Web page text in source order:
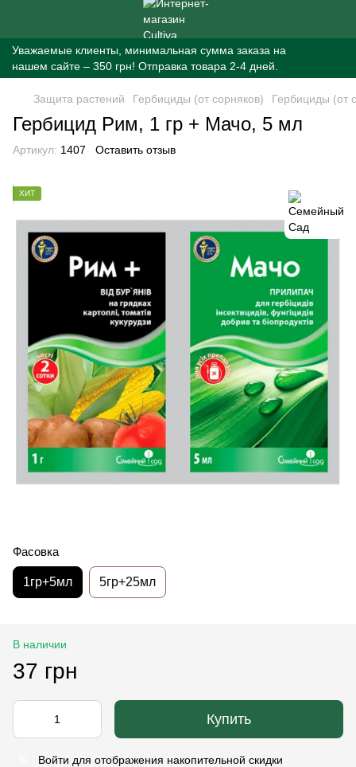
Уважаемые клиенты, минимальная сумма заказа на
нашем сайте – 350 грн! Отправка товара 2-4 дней.
Защита растений Гербициды (от сорняков) Гербициды (от
Гербицид Рим, 1 гр + Мачо, 5 мл
Артикул: 1407 Оставить отзыв
ХИТ
Фасовка
1гр+5мл 5гр+25мл
В наличии
37 грн
Купить
Войти для отображения накопительной скидки